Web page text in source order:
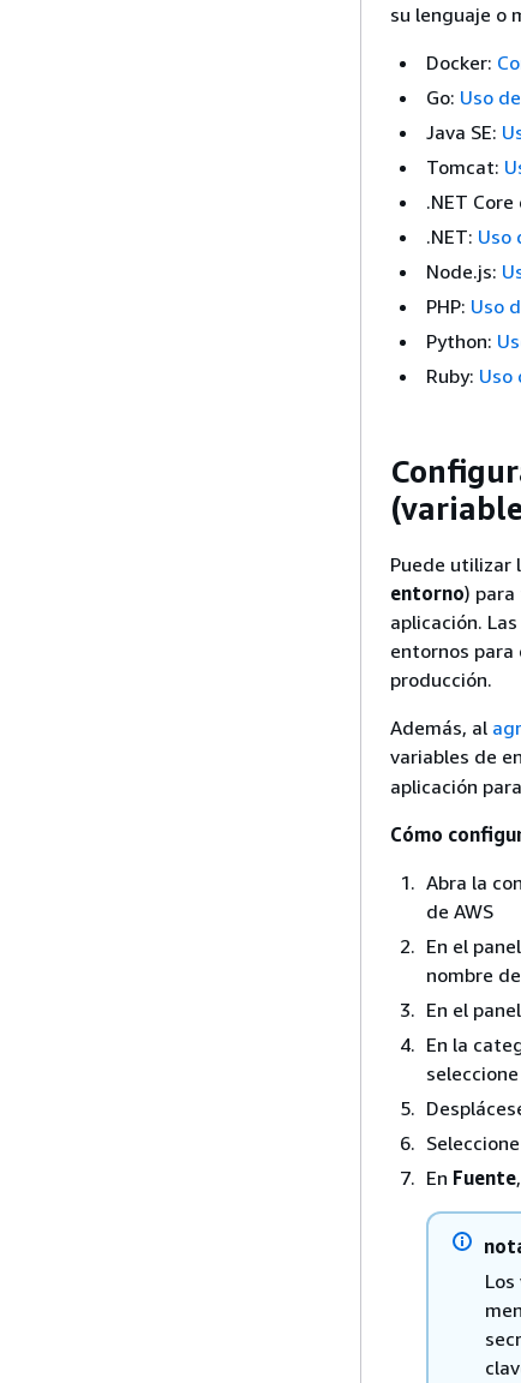
su lenguaje o
Docker:
Go: Uso
Java SE:
Tomcat:
.NET Core
.NET: Uso
Node.js:
PHP: Uso
Python:
Ruby: Uso
Puede utilizar
entorno)
aplicación.
entornos
producción.
Además, al
variables de
aplicación
Cómo
Abra la
de AWS
En el
nombre
En el
En la
seleccione
Seleccione
En Fuente